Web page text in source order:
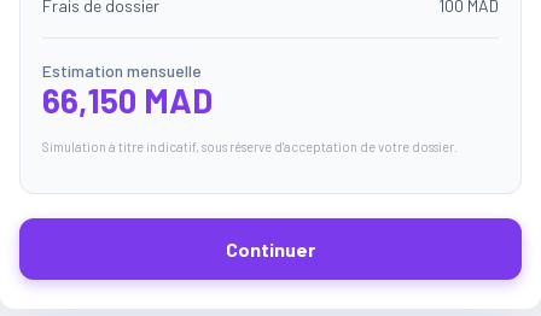
Frais de dossier
100 MAD
Estimation mensuelle
66,150 MAD
Simulation à titre indicatif, sous réserve d'acceptation de votre dossier.
Continuer